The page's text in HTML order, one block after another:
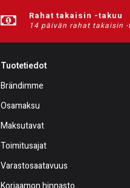
Rahat takaisin -takuu
14 päivän rahat takaisin
Tuotetiedot
Brändimme
Osamaksu
Maksutavat
Toimitusajat
Varastosaatavuus